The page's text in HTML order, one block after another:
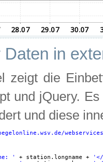
Daten in
zeigt die
und jQuery.
und diese
'
+ station.longname +